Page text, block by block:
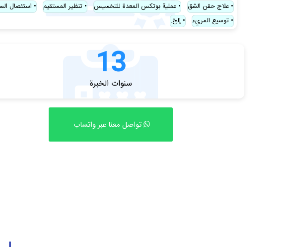
علاج حقن الشق
عملية بوتكس المعدة للتخسيس تنظير المستقيم
استئصال
توسيع المريء
إلخ.
13
سنوات الخبرة
تواصل معنا عبر واتساب